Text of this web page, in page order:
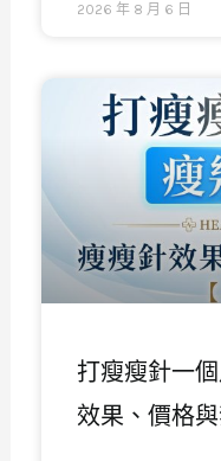
2026 年 8 月 6 日
打瘦瘦針一
效果、價格